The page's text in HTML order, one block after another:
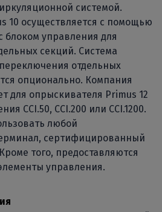
системой.
10 осуществляется с помощью
блоком управления для
секций. Система
отдельных
опционально. Компания
для опрыскивателя Primus 12
CCI.50, CCI.200 или CCI.1200.
любой
сертифицированный
того, предоставляются
управления.